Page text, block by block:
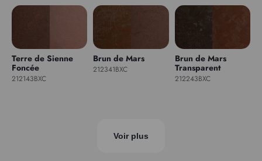
Terre de Sienne
Foncée
212143BXC
Brun de Mars
212341BXC
Brun de Mars
Transparent
212243BXC
Voir plus